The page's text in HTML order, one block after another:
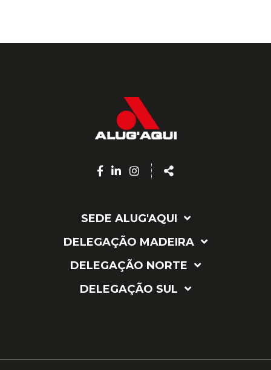
Facebook
Linkedin
Instagram
Share
SEDE ALUG'AQUI
DELEGAÇÃO MADEIRA
DELEGAÇÃO NORTE
DELEGAÇÃO SUL